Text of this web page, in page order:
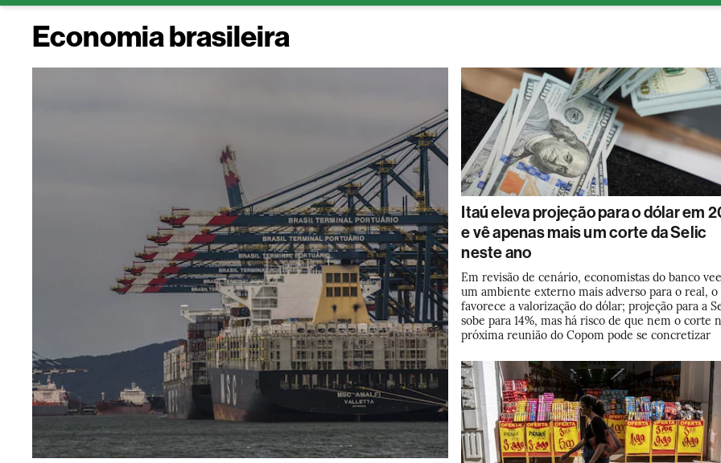
Economia brasileira
Itaú eleva projeção para o dólar em
e vê apenas mais um corte da Selic
neste ano
Em revisão de cenário, economistas do banco
um ambiente externo mais adverso para o real, o
favorece a valorização do dólar; projeção para a
sobe para 14%, mas há risco de que nem o corte
próxima reunião do Copom pode se concretizar